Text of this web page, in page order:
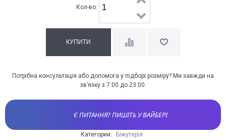
Кол-во:
Потрібна консультація або допомога у підборі розміру? Ми завжди на
зв’язку з 7:00 до 23:00.
Є ПИТАННЯ? ПИШІТЬ У ВАЙБЕРІ
Категории: Біжутерія